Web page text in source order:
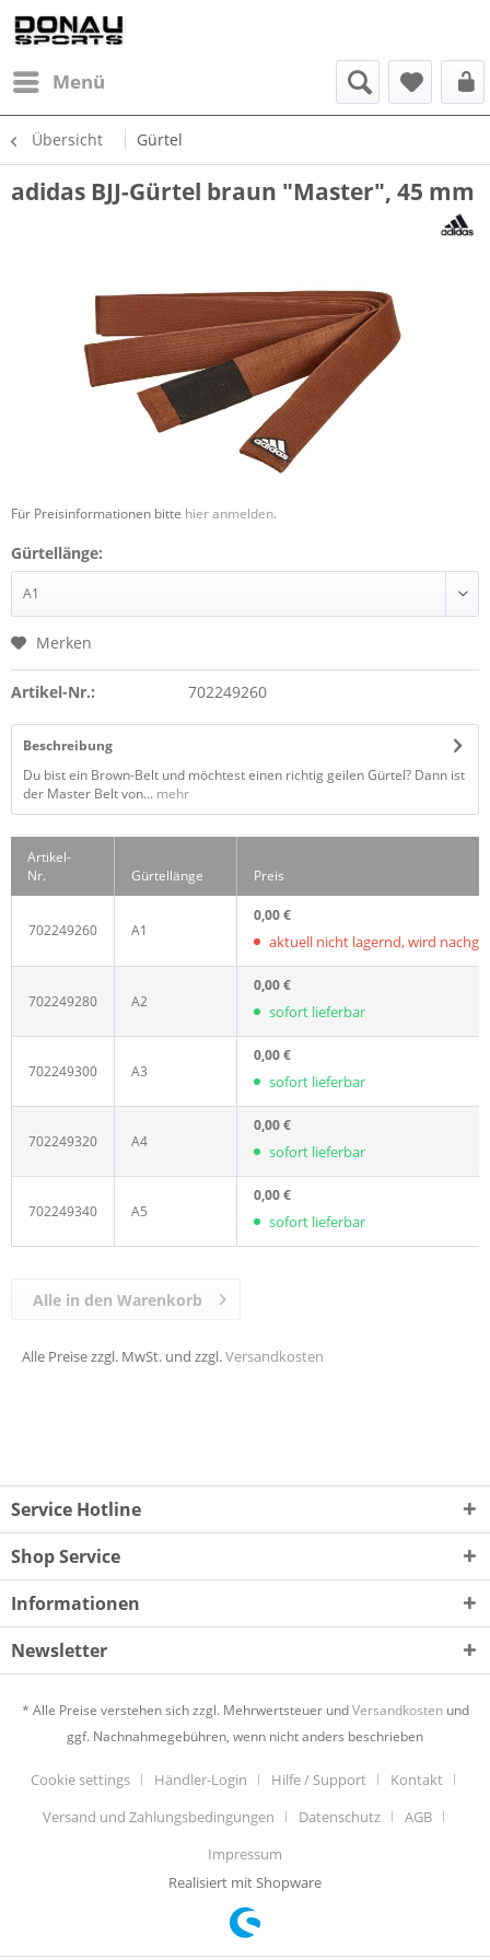
Menü
Übersicht Gürtel
adidas BJJ-Gürtel braun "Master", 45 mm
Für Preisinformationen bitte hier anmelden.
Gürtellänge:
Merken
Artikel-Nr.: 702249260
Beschreibung
Du bist ein Brown-Belt und möchtest einen richtig geilen Gürtel? Dann ist
der Master Belt von... mehr
Artikel-
Nr.
Gürtellänge Preis
702249260 A1
0,00 €
aktuell nicht lagernd, wird
702249280 A2
0,00 €
sofort lieferbar
702249300 A3
0,00 €
sofort lieferbar
702249320 A4
0,00 €
sofort lieferbar
702249340 A5
0,00 €
sofort lieferbar
Alle Preise zzgl. MwSt. und zzgl.Versandkosten
Alle in den Warenkorb
Service Hotline
Shop Service
Informationen
Newsletter
* Alle Preise verstehen sich zzgl. Mehrwertsteuer undVersandkostenund
ggf. Nachnahmegebühren, wenn nicht anders beschrieben
Cookie settings Händler-Login Hilfe / Support
Kontakt
Versand und Zahlungsbedingungen
Datenschutz
AGB
Impressum
Realisiert mit Shopware